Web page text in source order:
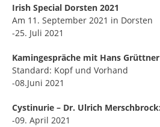
Irish Special Dorsten 2021
Am 11. September 2021 in Dorsten
-25. Juli 2021
Kamingespräche mit Hans
Standard: Kopf und Vorhand
-08.Juni 2021
Cystinurie – Dr. Ulrich
-09. April 2021